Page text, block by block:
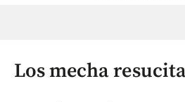
Los mecha